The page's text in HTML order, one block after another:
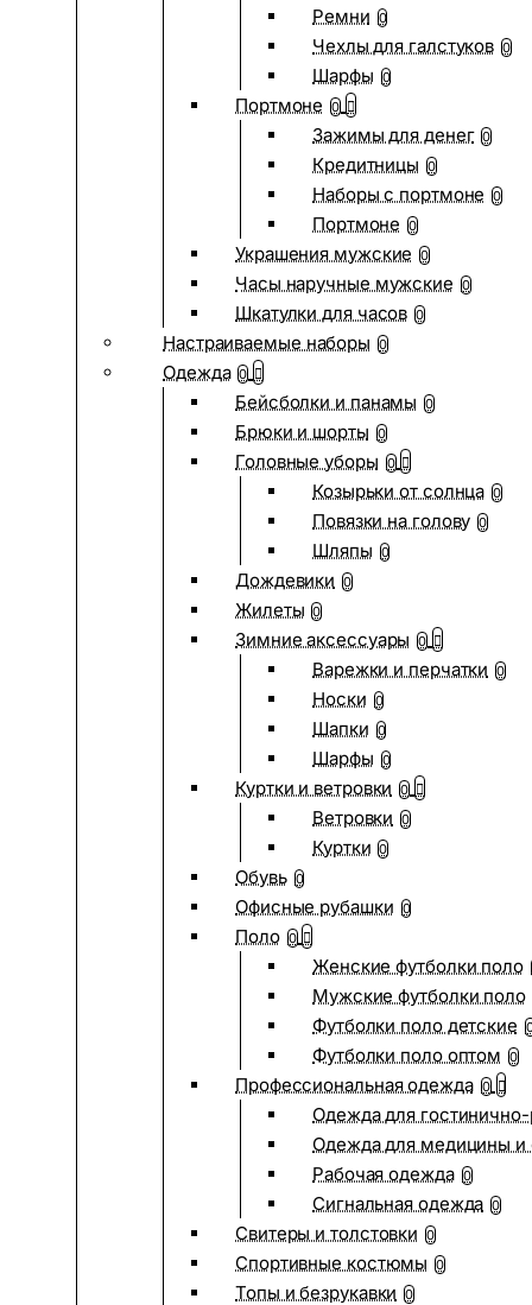
Ремни 0
Чехлы для галстуков 0
Шарфы 0
Портмоне 0
Зажимы для денег 0
Кредитницы 0
Наборы с портмоне 0
Портмоне 0
Украшения мужские 0
Часы наручные мужские 0
Шкатулки для часов 0
Настраиваемые наборы 0
Одежда 0
Бейсболки и панамы 0
Брюки и шорты 0
Головные уборы 0
Козырьки от солнца 0
Повязки на голову 0
Шляпы 0
Дождевики 0
Жилеты 0
Зимние аксессуары 0
Варежки и перчатки 0
Носки 0
Шапки 0
Шарфы 0
Куртки и ветровки 0
Ветровки 0
Куртки 0
Обувь 0
Офисные рубашки 0
Поло 0
Женские футболки поло
Мужские футболки поло
Футболки поло детские
Футболки поло оптом 0
Профессиональная одежда 0
Одежда для
Одежда для медицины и
Рабочая одежда 0
Сигнальная одежда 0
Свитеры и толстовки 0
Спортивные костюмы 0
Топы и безрукавки 0